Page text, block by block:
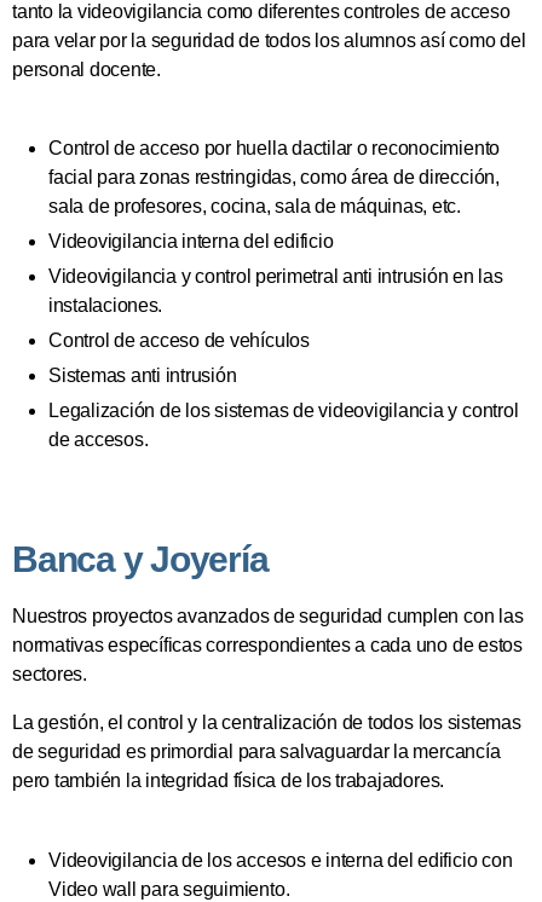
tanto la videovigilancia como diferentes controles de acceso
para velar por la seguridad de todos los alumnos así como del
personal docente.
Control de acceso por huella dactilar o reconocimiento
facial para zonas restringidas, como área de dirección,
sala de profesores, cocina, sala de máquinas, etc.
Videovigilancia interna del edificio
Videovigilancia y control perimetral anti intrusión en las
instalaciones.
Control de acceso de vehículos
Sistemas anti intrusión
Legalización de los sistemas de videovigilancia y control
de accesos.
Banca y Joyería
Nuestros proyectos avanzados de seguridad cumplen con las
normativas específicas correspondientes a cada uno de estos
sectores.
La gestión, el control y la centralización de todos los sistemas
de seguridad es primordial para salvaguardar la mercancía
pero también la integridad física de los trabajadores.
Videovigilancia de los accesos e interna del edificio con
Video wall para seguimiento.